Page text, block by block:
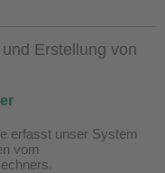
Erstellung von
erfasst unser System
vom